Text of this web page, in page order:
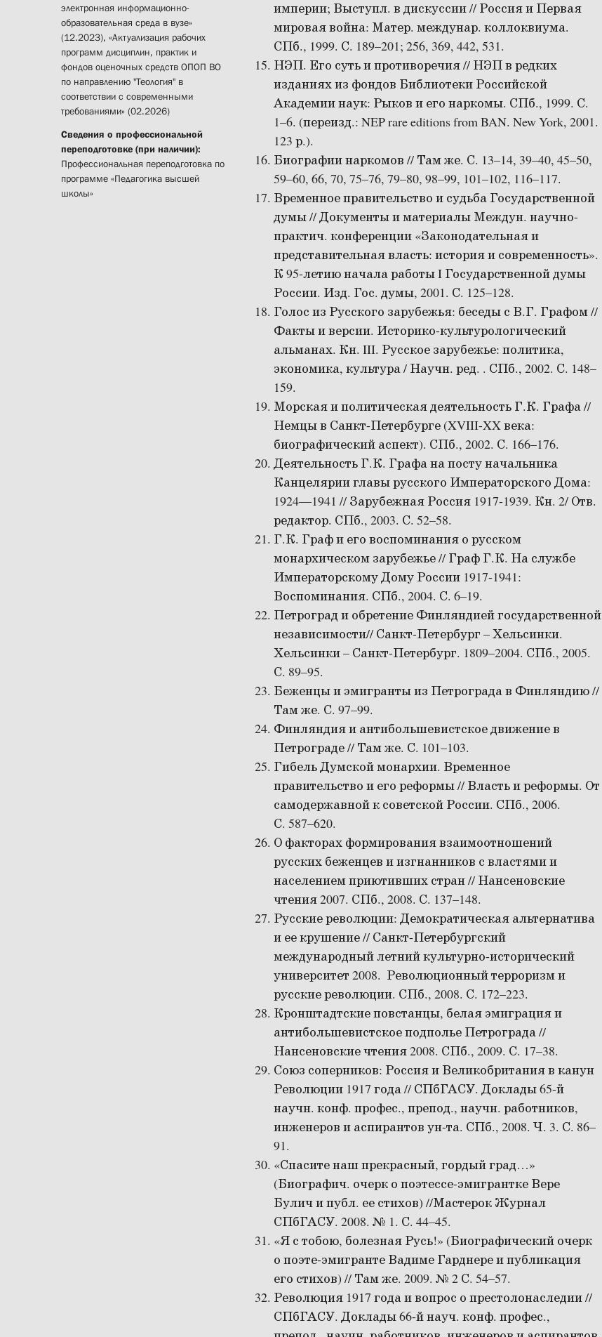
электронная информационно-
образовательная среда в вузе»
(12.2023), «Актуализация рабочих
программ дисциплин, практик и
фондов оценочных средств ОПОП ВО
по направлению "Теология" в
соответствии с современными
требованиями» (02.2026)
Сведения о профессиональной
переподготовке (при наличии):
Профессиональная переподготовка по
программе «Педагогика высшей
школы»
империи; Выступл. в дискуссии // Россия и Первая
мировая война: Матер. междунар. коллоквиума.
СПб., 1999. С. 189–201; 256, 369, 442, 531.
НЭП. Его суть и противоречия // НЭП в редких
изданиях из фондов Библиотеки Российской
Академии наук: Рыков и его наркомы. СПб., 1999. С.
1–6. (переизд.: NEP rare editions from BAN. New York, 2001.
123 р.).
Биографии наркомов // Там же. С. 13–14, 39–40, 45–50,
59–60, 66, 70, 75–76, 79–80, 98–99, 101–102, 116–117.
Временное правительство и судьба Государственной
думы // Документы и материалы Междун. научно-
практич. конференции «Законодательная и
представительная власть: история и современность».
К 95-летию начала работы I Государственной думы
России. Изд. Гос. думы, 2001. С. 125–128.
Голос из Русского зарубежья: беседы с В.Г. Графом //
Факты и версии. Историко-культурологический
альманах. Кн. III. Русское зарубежье: политика,
экономика, культура / Научн. ред. . СПб., 2002. С. 148–
159.
Морская и политическая деятельность Г.К. Графа //
Немцы в Санкт-Петербурге (XVIII-XX века:
биографический аспект). СПб., 2002. С. 166–176.
Деятельность Г.К. Графа на посту начальника
Канцелярии главы русского Императорского Дома:
1924—1941 // Зарубежная Россия 1917-1939. Кн. 2/ Отв.
редактор. СПб., 2003. С. 52–58.
Г.К. Граф и его воспоминания о русском
монархическом зарубежье // Граф Г.К. На службе
Императорскому Дому России 1917-1941:
Воспоминания. СПб., 2004. С. 6–19.
Петроград и обретение Финляндией государственной
независимости// Санкт-Петербург – Хельсинки.
Хельсинки – Санкт-Петербург. 1809–2004. СПб., 2005.
С. 89–95.
Беженцы и эмигранты из Петрограда в Финляндию //
Там же. С. 97–99.
Финляндия и антибольшевистское движение в
Петрограде // Там же. С. 101–103.
Гибель Думской монархии. Временное
правительство и его реформы // Власть и реформы. От
самодержавной к советской России. СПб., 2006.
С. 587–620.
О факторах формирования взаимоотношений
русских беженцев и изгнанников с властями и
населением приютивших стран // Нансеновские
чтения 2007. СПб., 2008. С. 137–148.
Русские революции: Демократическая альтернатива
и ее крушение // Санкт-Петербургский
международный летний культурно-исторический
университет 2008. Революционный терроризм и
русские революции. СПб., 2008. С. 172–223.
Кронштадтские повстанцы, белая эмиграция и
антибольшевистское подполье Петрограда //
Нансеновские чтения 2008. СПб., 2009. С. 17–38.
Союз соперников: Россия и Великобритания в канун
Революции 1917 года // СПбГАСУ. Доклады 65-й
научн. конф. профес., препод., научн. работников,
инженеров и аспирантов ун-та. СПб., 2008. Ч. 3. С. 86–
91.
«Спасите наш прекрасный, гордый град…»
(Биографич. очерк о поэтессе-эмигрантке Вере
Булич и публ. ее стихов) //Мастерок Журнал
СПбГАСУ. 2008. № 1. С. 44–45.
«Я с тобою, болезная Русь!» (Биографический очерк
о поэте-эмигранте Вадиме Гарднере и публикация
его стихов) // Там же. 2009. № 2 С. 54–57.
Революция 1917 года и вопрос о престолонаследии //
СПбГАСУ. Доклады 66-й науч. конф. профес.,